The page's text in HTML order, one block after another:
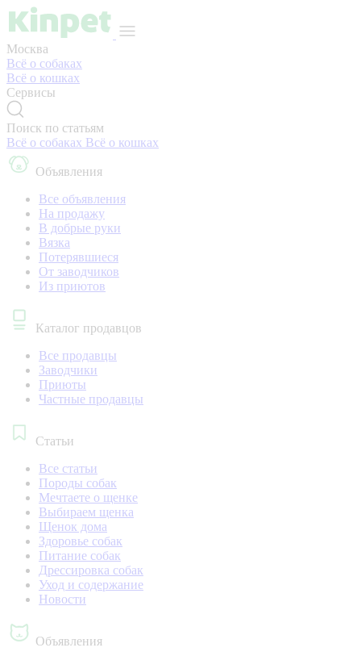
Москва
Всё о собаках
Всё о кошках
Сервисы
Поиск по статьям
Всё о собаках Всё о кошках
Объявления
Все объявления
На продажу
В добрые руки
Вязка
Потерявшиеся
От заводчиков
Из приютов
Каталог продавцов
Все продавцы
Заводчики
Приюты
Частные продавцы
Статьи
Все статьи
Породы собак
Мечтаете о щенке
Выбираем щенка
Щенок дома
Здоровье собак
Питание собак
Дрессировка собак
Уход и содержание
Новости
Объявления